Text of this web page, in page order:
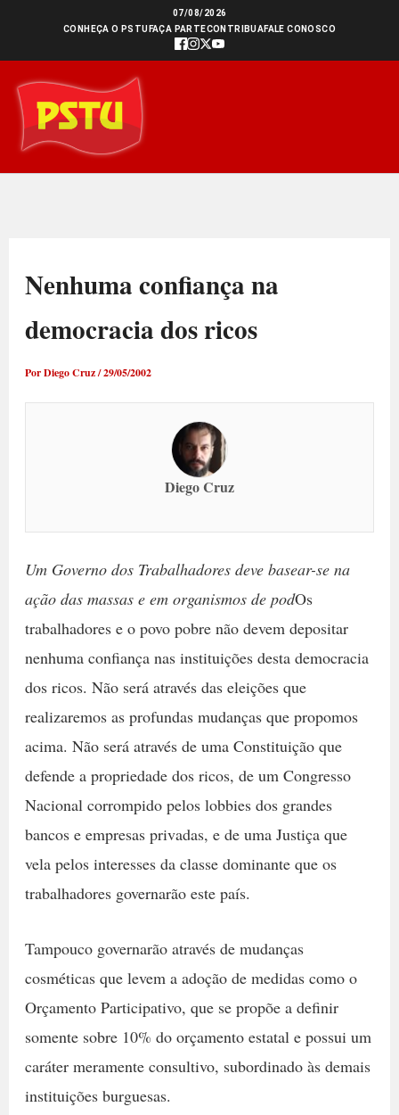
conteúdo
07/08/2026
CONHEÇA O PSTU FAÇA PARTECONTRIBUAFALE CONOSCO
Nenhuma confiança na
democracia dos ricos
PorDiego Cruz/29/05/2002
Diego Cruz
Um Governo dos Trabalhadores deve basear-se na
ação das massas e em organismos de podOs
trabalhadores e o povo pobre não devem depositar
nenhuma confiança nas instituições desta democracia
dos ricos. Não será através das eleições que
realizaremos as profundas mudanças que propomos
acima. Não será através de uma Constituição que
defende a propriedade dos ricos, de um Congresso
Nacional corrompido pelos lobbies dos grandes
bancos e empresas privadas, e de uma Justiça que
vela pelos interesses da classe dominante que os
trabalhadores governarão este país.
Tampouco governarão através de mudanças
cosméticas que levem a adoção de medidas como o
Orçamento Participativo, que se propõe a definir
somente sobre 10% do orçamento estatal e possui um
caráter meramente consultivo, subordinado às demais
instituições burguesas.